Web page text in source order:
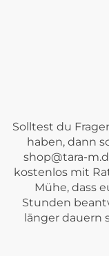
Solltest du
haben, dann
shop@tara-
kostenlos mit
Mühe, dass
Stunden
länger dauern